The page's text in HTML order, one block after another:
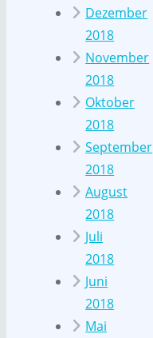
Dezember
2018
November
2018
Oktober
2018
September
2018
August
2018
Juli
2018
Juni
2018
Mai